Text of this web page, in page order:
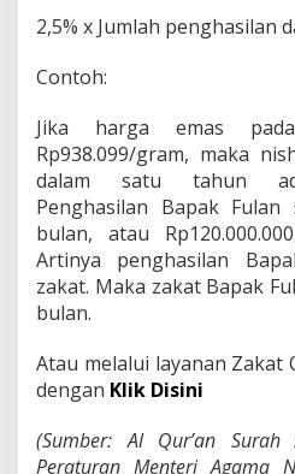
2,5% x Jumlah penghasilan
Contoh:
Jika harga emas
Rp938.099/gram, maka
dalam satu tahun
Penghasilan Bapak Fulan
bulan, atau
Artinya penghasilan
zakat. Maka zakat Bapak
bulan.
Atau melalui layanan Zakat
dengan Klik Disini
(Sumber: Al Qur’an
Peraturan Menteri Agama